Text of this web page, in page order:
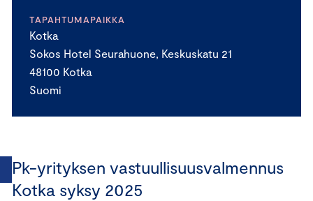
TAPAHTUMAPAIKKA
Kotka
Sokos Hotel Seurahuone, Keskuskatu 21
48100 Kotka
Suomi
Pk-yrityksen vastuullisuusvalmennus
Kotka syksy 2025